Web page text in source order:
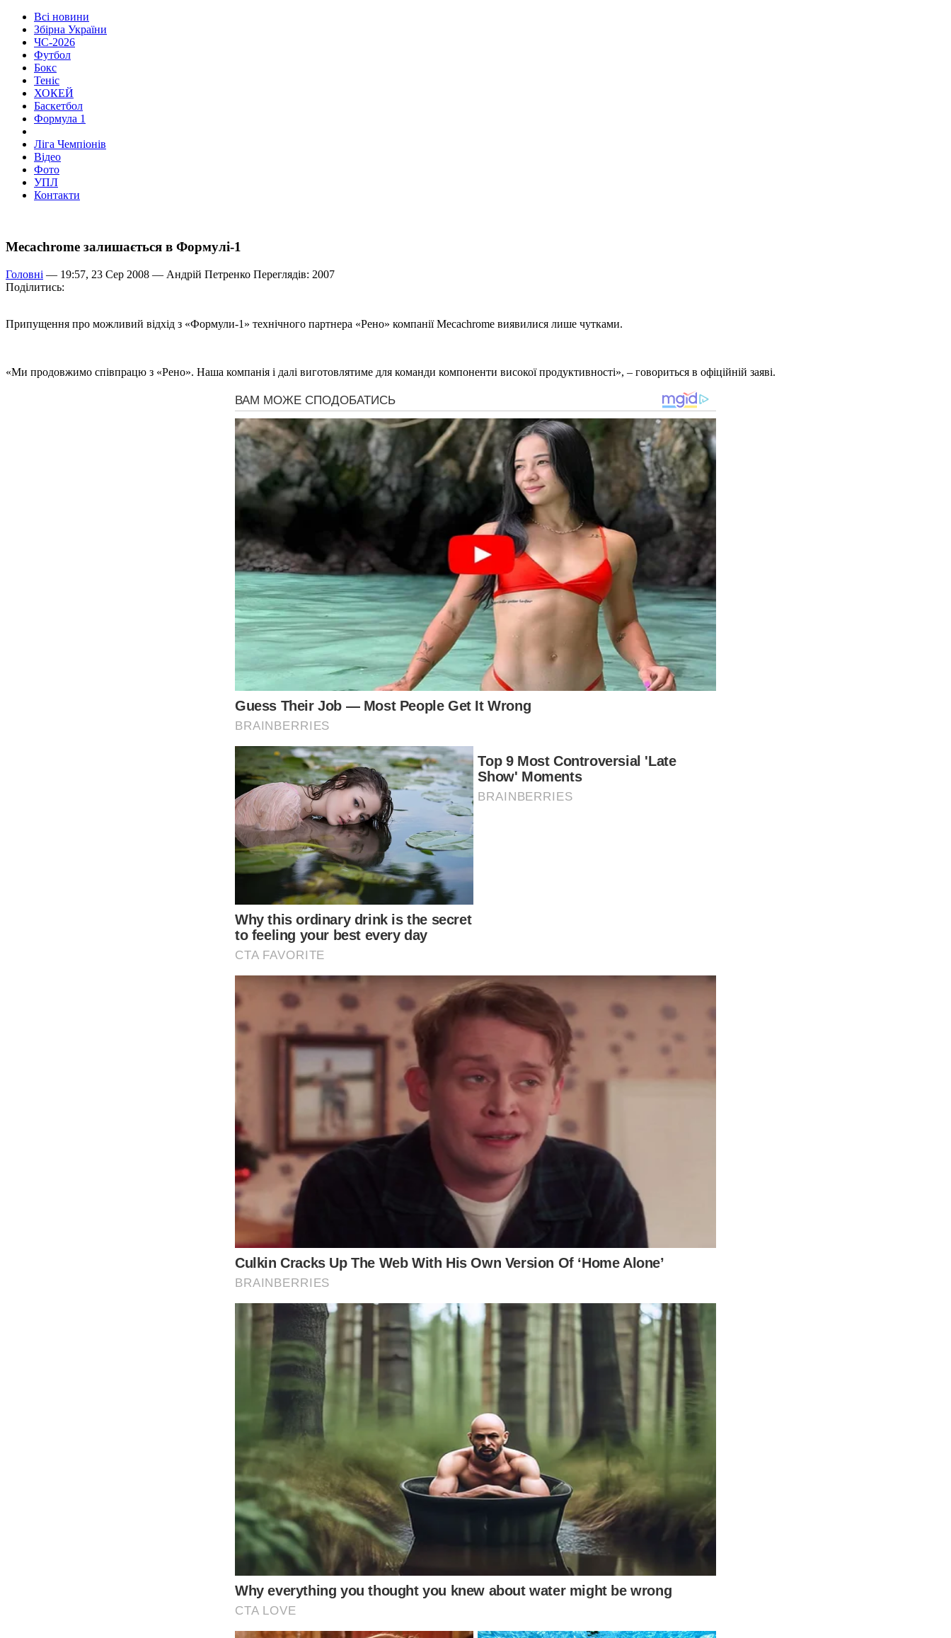
Всі новини
Збірна України
ЧС-2026
Футбол
Бокс
Теніс
ХОКЕЙ
Баскетбол
Формула 1
Ліга Чемпіонів
Відео
Фото
УПЛ
Контакти
Mecachrome залишається в Формулі-1
Головні — 19:57, 23 Сер 2008 — Андрій Петренко Переглядів: 2007
Поділитись:
Припущення про можливий відхід з «Формули-1» технічного партнера «Рено» компанії Mecachrome виявилися лише чутками.
«Ми продовжимо співпрацю з «Рено». Наша компанія і далі виготовлятиме для команди компоненти високої продуктивності», – говориться в офіційній заяві.